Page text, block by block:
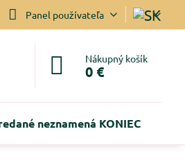
Panel používateľa
Nákupný košík
0 €
neznamená KONIEC